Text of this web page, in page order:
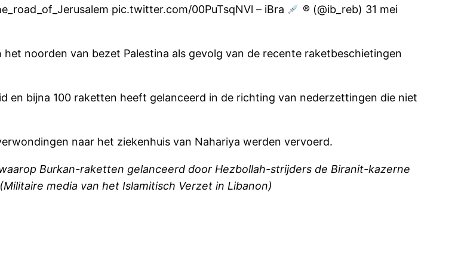
pic.twitter.com/00PuTsqNVl – iBra
® (@ib_reb) 31 mei
noorden van bezet Palestina als gevolg van de recente raketbeschietingen
en bijna 100 raketten heeft gelanceerd in de richting van nederzettingen die niet
naar het ziekenhuis van Nahariya werden vervoerd.
Burkan-raketten gelanceerd door Hezbollah-strijders de Biranit-kazerne
media van het Islamitisch Verzet in Libanon)